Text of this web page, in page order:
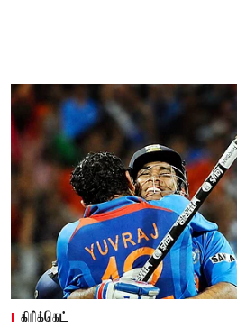
கிரிக்கெட்